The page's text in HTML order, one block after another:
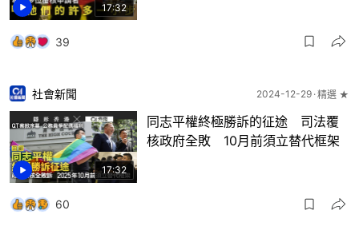
17:32
39
17:32
社會新聞 2024-12-29 精選 ★
同志平權終極勝訴的征途 司法覆
核政府全敗 10月前須立替代框架
60